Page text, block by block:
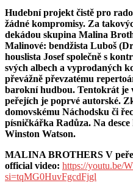
Hudební projekt čistě pro
žádné kompromisy. Za
dekádou skupina Malina
Malinové: bendžista Luboš
houslista Josef společně s
svých albech a vyprodaných
převážně převzatému
barokní hudbou. Tentokrát je
peřejích je poprvé autorské.
domovskému Náchodsku či
písničkářka Radůza. Na
Winston Watson.
MALINA BROTHERS V
official video: https://youtu.be/
si=tqMG0HuvFgcdFjgl